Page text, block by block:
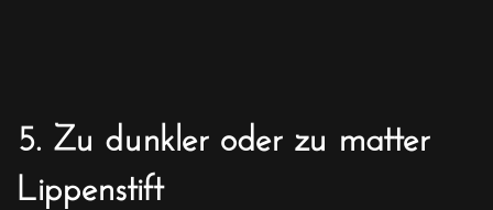
5. Zu dunkler oder zu matter
Lippenstift